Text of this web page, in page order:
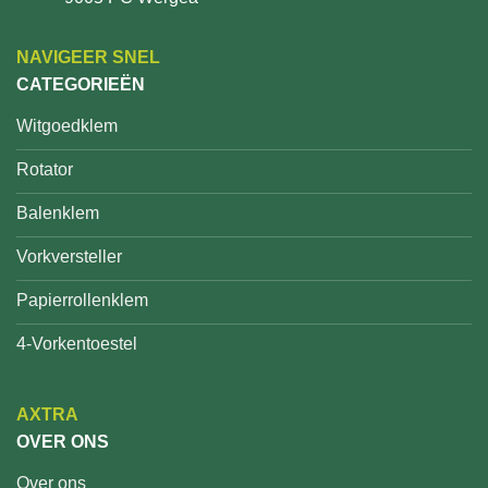
NAVIGEER SNEL
CATEGORIEËN
Witgoedklem
Rotator
Balenklem
Vorkversteller
Papierrollenklem
4-Vorkentoestel
AXTRA
OVER ONS
Over ons